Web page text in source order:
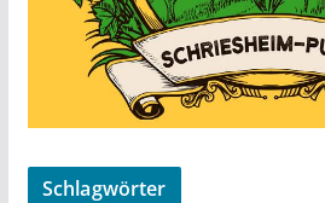
Schlagwörter